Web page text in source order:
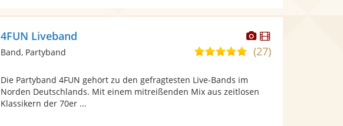
Dieser
Künstler
stellt
Dieser
Künstler
4FUN Liveband
5,0
5
Sternen
(27)
Band, Partyband
Die Partyband 4FUN gehört zu den gefragtesten Live-Bands im
Norden Deutschlands. Mit einem mitreißenden Mix aus zeitlosen
Klassikern der 70er ...